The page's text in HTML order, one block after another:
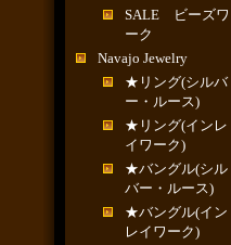
SALE ビーズワ
ーク
Navajo Jewelry
★リング(シルバ
ー・ルース)
★リング(インレ
イワーク)
★バングル(シル
バー・ルース)
★バングル(イン
レイワーク)